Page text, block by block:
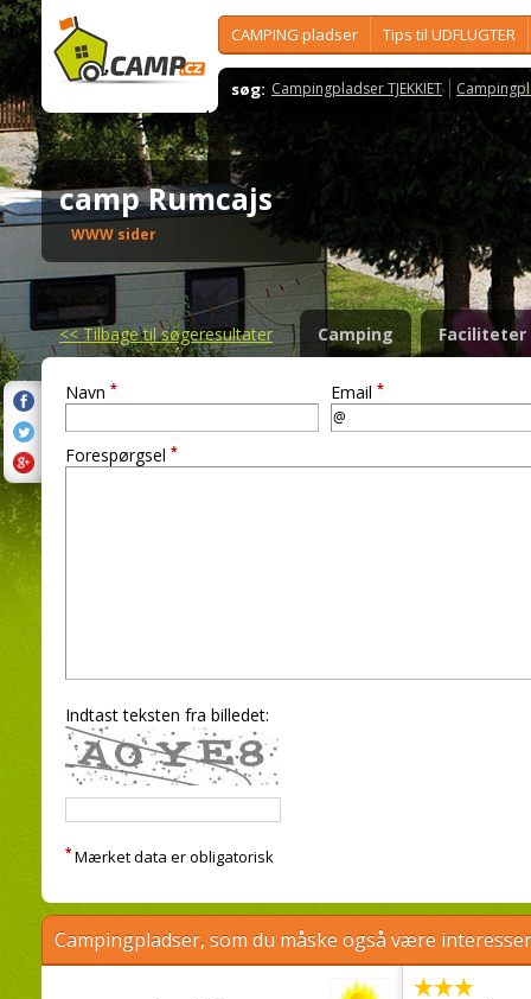
CAMPING pladser Tips til UDFLUGTER
søg: Campingpladser TJEKKIET
camp Rumcajs
WWW sider
<<Tilbage til søgeresultater Camping Faciliteter
Navn * Email *
Forespørgsel *
Indtast teksten fra billedet:
* Mærket data er obligatorisk
Campingpladser, som du måske også være